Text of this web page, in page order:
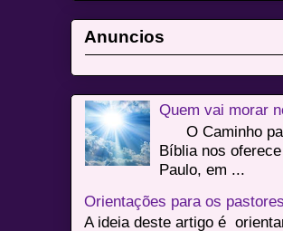
Anuncios
Quem vai morar
O Caminho
Bíblia nos
Paulo, em ...
Orientações para os
A ideia deste artigo é